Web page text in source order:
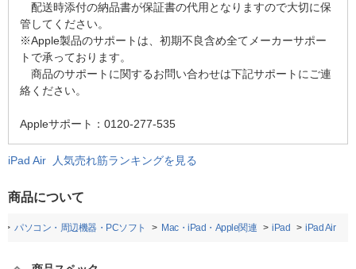
配送時添付の納品書が保証書の代用となりますので大切に保
管してください。
※Apple製品のサポートは、初期不良含め全てメーカーサポー
トで承っております。
商品のサポートに関するお問い合わせは下記サポートにご連
絡ください。
Appleサポート：0120-277-535
iPad Air 人気売れ筋ランキングを見る
商品について
パソコン・周辺機器・PCソフト Mac・iPad・Apple関連 iPad iPad Air